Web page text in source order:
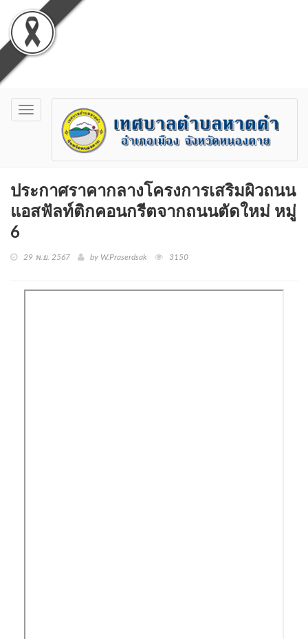
Toggle
navigation
ประกาศราคากลางโครงการเสริมผิวถนน
แอสฟัลท์ติกคอนกรีตจากถนนตัดใหม่ หมู่
6
29 พ.ย. 2567 by W.Praserdsak 3150